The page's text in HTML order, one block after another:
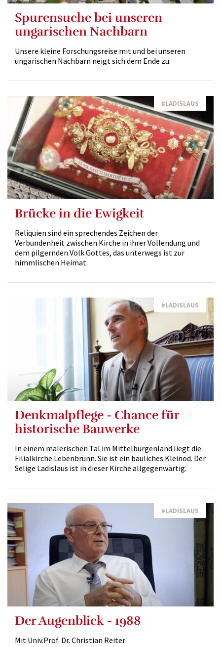
Spurensuche bei unseren
ungarischen Nachbarn
Unsere kleine Forschungsreise mit und bei unseren
ungarischen Nachbarn neigt sich dem Ende zu.
#LADISLAUS
Brücke in die Ewigkeit
Reliquien sind ein sprechendes Zeichen der
Verbundenheit zwischen Kirche in ihrer Vollendung und
dem pilgernden Volk Gottes, das unterwegs ist zur
himmlischen Heimat.
#LADISLAUS
Denkmalpflege - Chance für
historische Bauwerke
In einem malerischen Tal im Mittelburgenland liegt die
Filialkirche Lebenbrunn. Sie ist ein bauliches Kleinod. Der
Selige Ladislaus ist in dieser Kirche allgegenwärtig.
#LADISLAUS
Der Augenblick - 1988
Mit Univ.Prof. Dr. Christian Reiter